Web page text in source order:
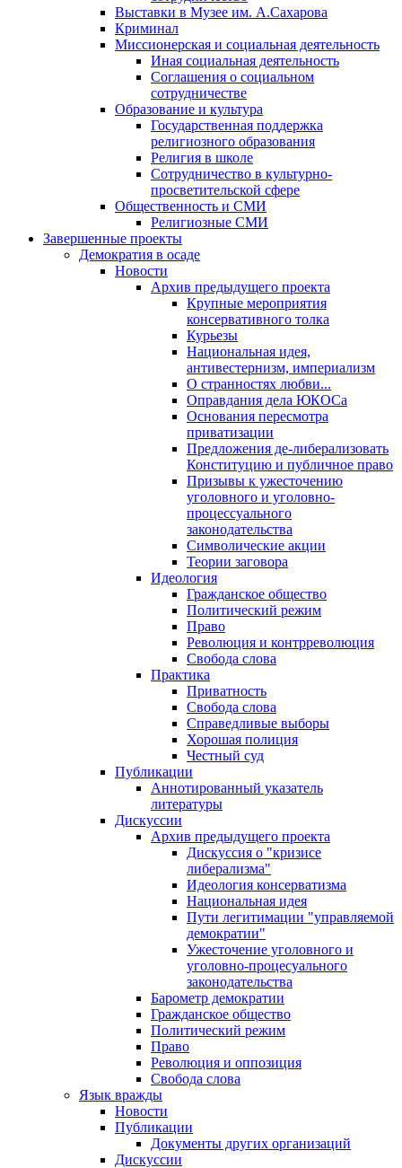
Выставки в Музее им. А.Сахарова
Криминал
Миссионерская и социальная деятельность
Иная социальная деятельность
Соглашения о социальном
сотрудничестве
Образование и культура
Государственная поддержка
религиозного образования
Религия в школе
Сотрудничество в культурно-
просветительской сфере
Общественность и СМИ
Религиозные СМИ
Завершенные проекты
Демократия в осаде
Новости
Архив предыдущего проекта
Крупные мероприятия
консервативного толка
Курьезы
Национальная идея,
антивестернизм, империализм
О странностях любви...
Оправдания дела ЮКОСа
Основания пересмотра
приватизации
Предложения де-либерализовать
Конституцию и публичное право
Призывы к ужесточению
уголовного и уголовно-
процессуального
законодательства
Символические акции
Теории заговора
Идеология
Гражданское общество
Политический режим
Право
Революция и контрреволюция
Свобода слова
Практика
Приватность
Свобода слова
Справедливые выборы
Хорошая полиция
Честный суд
Публикации
Аннотированный указатель
литературы
Дискуссии
Архив предыдущего проекта
Дискуссия о "кризисе
либерализма"
Идеология консерватизма
Национальная идея
Пути легитимации "управляемой
демократии"
Ужесточение уголовного и
уголовно-процесуального
законодательства
Барометр демократии
Гражданское общество
Политический режим
Право
Революция и оппозиция
Свобода слова
Язык вражды
Новости
Публикации
Документы других организаций
Дискуссии